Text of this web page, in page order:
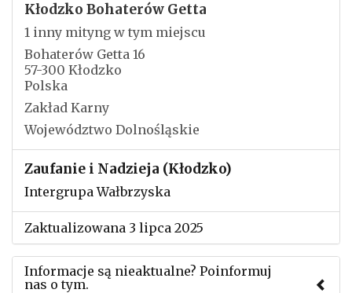
Kłodzko Bohaterów Getta
1 inny mityng w tym miejscu
Bohaterów Getta 16
57-300 Kłodzko
Polska
Zakład Karny
Województwo Dolnośląskie
Zaufanie i Nadzieja (Kłodzko)
Intergrupa Wałbrzyska
Zaktualizowana 3 lipca 2025
Informacje są nieaktualne? Poinformuj
nas o tym.